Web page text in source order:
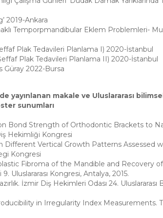
2019-Ankara
Temporpmandibular Eklem Problemleri-
Plak Tedavileri Planlama I) 2020-İstanbul
Plak Tedavileri Planlama II) 2020-İstanbul
Güray 2022-Bursa
yayınlanan makale ve Uluslararası
sunumları
Bond Strength of Orthodontic Brackets to
Hekimliği Kongresi
Different Vertical Growth Patterns Assessed
Kongresi
Fibroma of the Mandible and Recovery
Uluslararası Kongresi, Antalya, 2015.
İzmir Diş Hekimleri Odası 24.
in Irregularity Index Measurements.